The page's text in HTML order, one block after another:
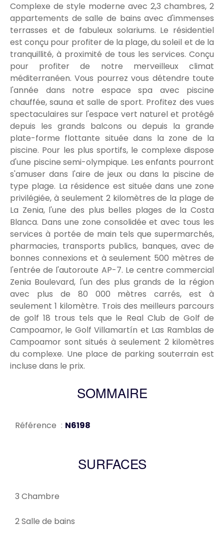
Complexe de style moderne avec 2,3 chambres, 2
appartements de salle de bains avec d'immenses
terrasses et de fabuleux solariums. Le résidentiel
est conçu pour profiter de la plage, du soleil et de la
tranquillité, à proximité de tous les services. Conçu
pour profiter de notre merveilleux climat
méditerranéen. Vous pourrez vous détendre toute
l'année dans notre espace spa avec piscine
chauffée, sauna et salle de sport. Profitez des vues
spectaculaires sur l'espace vert naturel et protégé
depuis les grands balcons ou depuis la grande
plate-forme flottante située dans la zone de la
piscine. Pour les plus sportifs, le complexe dispose
d'une piscine semi-olympique. Les enfants pourront
s'amuser dans l'aire de jeux ou dans la piscine de
type plage. La résidence est située dans une zone
privilégiée, à seulement 2 kilomètres de la plage de
La Zenia, l'une des plus belles plages de la Costa
Blanca. Dans une zone consolidée et avec tous les
services à portée de main tels que supermarchés,
pharmacies, transports publics, banques, avec de
bonnes connexions et à seulement 500 mètres de
l'entrée de l'autoroute AP-7. Le centre commercial
Zenia Boulevard, l'un des plus grands de la région
avec plus de 80 000 mètres carrés, est à
seulement 1 kilomètre. Trois des meilleurs parcours
de golf 18 trous tels que le Real Club de Golf de
Campoamor, le Golf Villamartín et Las Ramblas de
Campoamor sont situés à seulement 2 kilomètres
du complexe. Une place de parking souterrain est
incluse dans le prix.
SOMMAIRE
Référence N6198
SURFACES
3 Chambre
2 Salle de bains